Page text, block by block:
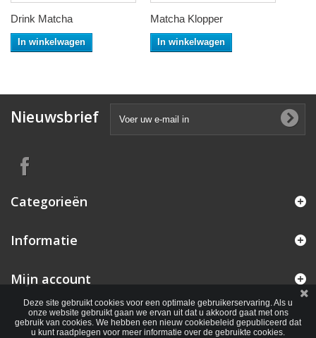
Drink Matcha
In winkelwagen
Matcha Klopper
In winkelwagen
Nieuwsbrief
Categorieën
Informatie
Mijn account
Deze site gebruikt cookies voor een optimale gebruikerservaring. Als u
onze website gebruikt gaan we ervan uit dat u akkoord gaat met ons
gebruik van cookies. We hebben een nieuw cookiebeleid gepubliceerd dat
u kunt raadplegen voor meer informatie over de gebruikte cookies.